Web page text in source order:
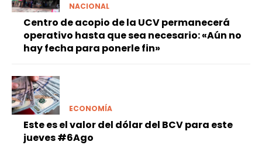
NACIONAL
Centro de acopio de la UCV permanecerá
operativo hasta que sea necesario: «Aún no
hay fecha para ponerle fin»
ECONOMÍA
Este es el valor del dólar del BCV para este
jueves #6Ago